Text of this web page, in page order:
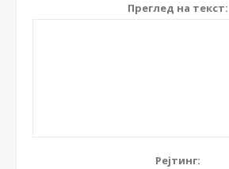
Преглед на текст:
Рејтинг: